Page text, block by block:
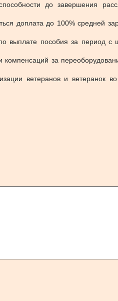
до завершения
доплата до 100% средней
выплате пособия за период с
за
ветеранов и ветеранок